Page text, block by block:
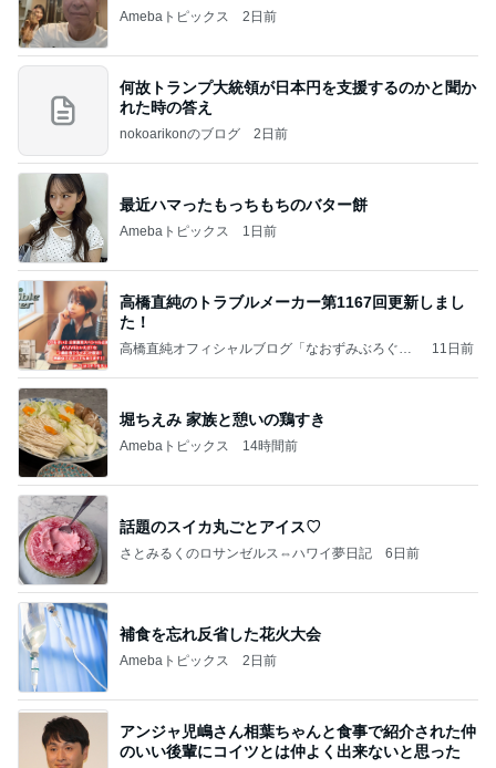
Amebaトピックス 2日前
何故トランプ大統領が日本円を支援するのかと聞か
れた時の答え
nokoarikonのブログ 2日前
最近ハマったもっちもちのバター餅
Amebaトピックス 1日前
高橋直純のトラブルメーカー第1167回更新しまし
た！
高橋直純オフィシャルブログ「なおずみぶろぐ」
11日前
堀ちえみ 家族と憩いの鶏すき
Amebaトピックス 14時間前
話題のスイカ丸ごとアイス♡
さとみるくのロサンゼルス⇔ハワイ夢日記 6日前
補食を忘れ反省した花火大会
Amebaトピックス 2日前
アンジャ児嶋さん相葉ちゃんと食事で紹介された仲
のいい後輩にコイツとは仲よく出来ないと思った